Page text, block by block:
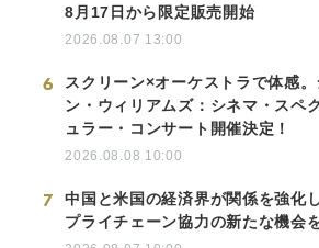
8月17日から限定販売開始
2026.08.07 13:00
6
スクリーン×オーケストラで体感。
ン・ウィリアムズ：シネマ・スペ
ュラー・コンサート開催決定！
2026.08.08 10:00
7
中国と米国の経済界が関係を強化
プライチェーン協力の新たな機会